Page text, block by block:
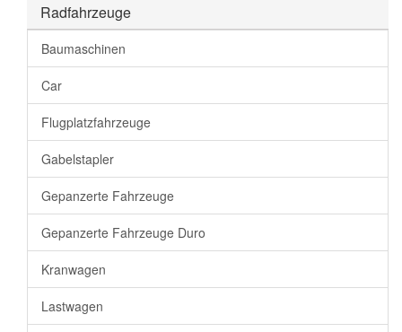
Radfahrzeuge
Baumaschinen
Car
Flugplatzfahrzeuge
Gabelstapler
Gepanzerte Fahrzeuge
Gepanzerte Fahrzeuge Duro
Kranwagen
Lastwagen